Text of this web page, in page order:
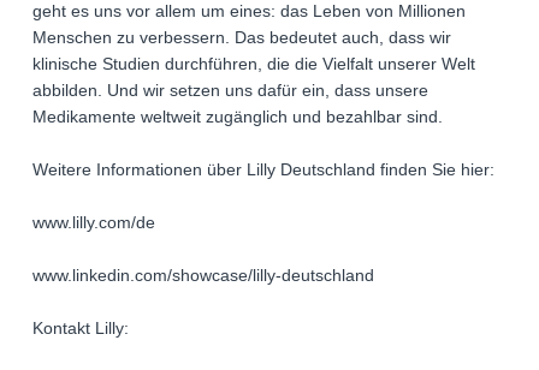
geht es uns vor allem um eines: das Leben von Millionen
Menschen zu verbessern. Das bedeutet auch, dass wir
klinische Studien durchführen, die die Vielfalt unserer Welt
abbilden. Und wir setzen uns dafür ein, dass unsere
Medikamente weltweit zugänglich und bezahlbar sind.
Weitere Informationen über Lilly Deutschland finden Sie hier:
www.lilly.com/de
www.linkedin.com/showcase/lilly-deutschland
Kontakt Lilly: